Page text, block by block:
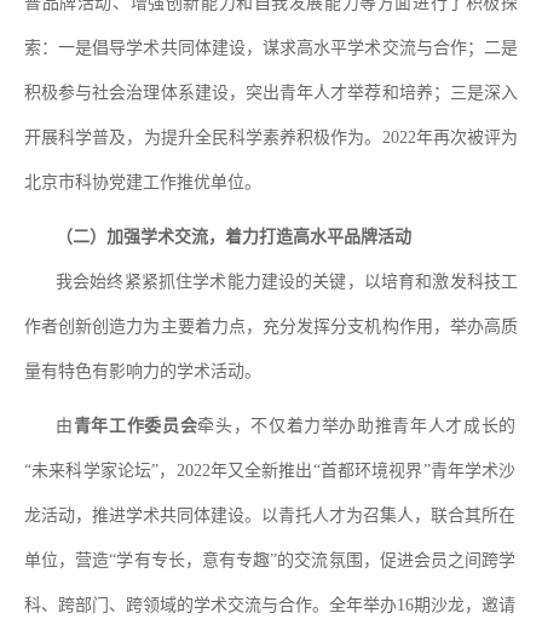
索：一是倡导学术共同体建设，谋求高水平学术交流与合作；二是
积极参与社会治理体系建设，突出青年人才举荐和培养；三是深入
开展科学普及，为提升全民科学素养积极作为。 2022年再次被评为
北京市科协党建工作推优单位。
（二）加强学术交流，着力打造高水平品牌活动
我会始终紧紧抓住学术能力建设的关键，以培育和激发科技工
作者创新创造力为主要着力点，充分发挥分支机构作用，举办高质
量有特色有影响力的学术活动。
由青年工作委员会牵头，不仅着力举办助推青年人才成长的
“未来科学家论坛”， 2022年又全新推出“首都环境视界”青年学术沙
龙活动，推进学术共同体建设。以青托人才为召集人，联合其所在
单位，营造“学有专长，意有专趣”的交流氛围，促进会员之间跨学
科、跨部门、跨领域的学术交流与合作。全年举办16期沙龙，邀请